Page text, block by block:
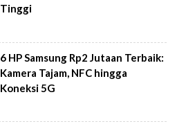
Tinggi
6 HP Samsung Rp2 Jutaan Terbaik:
Kamera Tajam, NFC hingga
Koneksi 5G